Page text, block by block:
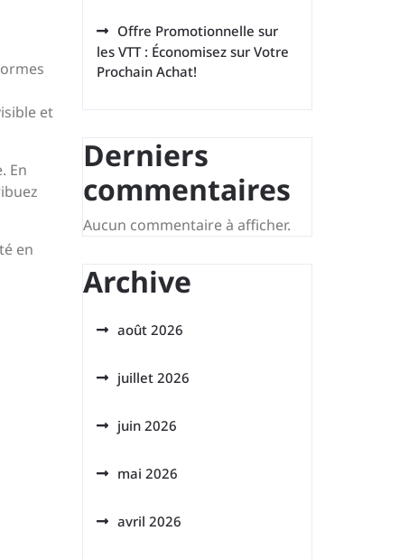
et
En
en
Offre Promotionnelle sur
les VTT : Économisez sur Votre
Prochain Achat!
Derniers
commentaires
Aucun commentaire à afficher.
Archive
août 2026
juillet 2026
juin 2026
mai 2026
avril 2026